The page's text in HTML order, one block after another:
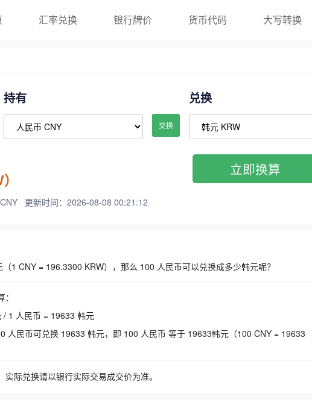
汇率兑换 银行牌价 货币代码 大写转换
持有
交换
兑换
更新时间：2026-08-08 00:21:12
立即换算
1 CNY = 196.3300 KRW），那么 100 人民币可以兑换成多少韩元呢？
1 人民币 = 19633 韩元
人民币可兑换 19633 韩元，即 100 人民币 等于 19633韩元（100 CNY = 19633
际兑换请以银行实际交易成交价为准。